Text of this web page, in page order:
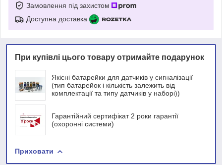
Замовлення під захистом
Доступна доставка
При купівлі цього товару отримайте подарунок
Якісні батарейки для датчиків у сигналізації
(тип батарейок і кількість залежить від
комплектації та типу датчиків у наборі))
Гарантійний сертифікат 2 роки гарантії
(охоронні системи)
Приховати